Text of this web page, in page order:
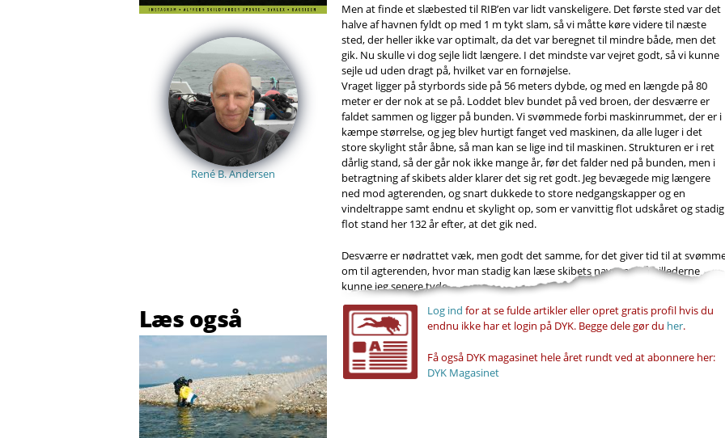
Men at finde et slæbested til RIB’en var lidt vanskeligere. Det første sted var det
halve af havnen fyldt op med 1 m tykt slam, så vi måtte køre videre til næste
sted, der heller ikke var optimalt, da det var beregnet til mindre både, men det
gik. Nu skulle vi dog sejle lidt længere. I det mindste var vejret godt, så vi kunne
sejle ud uden dragt på, hvilket var en fornøjelse.
Vraget ligger på styrbords side på 56 meters dybde, og med en længde på 80
meter er der nok at se på. Loddet blev bundet på ved broen, der desværre er
faldet sammen og ligger på bunden. Vi svømmede forbi maskinrummet, der er i
kæmpe størrelse, og jeg blev hurtigt fanget ved maskinen, da alle luger i det
store skylight står åbne, så man kan se lige ind til maskinen. Strukturen er i ret
dårlig stand, så der går nok ikke mange år, før det falder ned på bunden, men i
betragtning af skibets alder klarer det sig ret godt. Jeg bevægede mig længere
ned mod agterenden, og snart dukkede to store nedgangskapper og en
vindeltrappe samt endnu et skylight op, som er vanvittig flot udskåret og
flot stand her 132 år efter, at det gik ned.
Desværre er nødrattet væk, men godt det samme, for det giver tid til at
om til agterenden, hvor man stadig kan læse skibets navn, og på billederne
kunne jeg senere tyde,...
Log ind for at se fulde artikler eller opret gratis profil hvis du
endnu ikke har et login på DYK. Begge dele gør du her.
Få også DYK magasinet hele året rundt ved at abonnere her:
DYK Magasinet
René B. Andersen
Læs også